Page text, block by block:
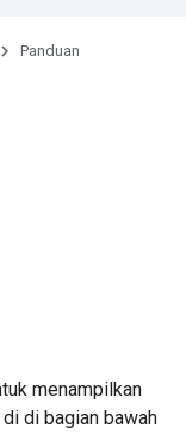
Panduan
menampilkan
di bagian bawah